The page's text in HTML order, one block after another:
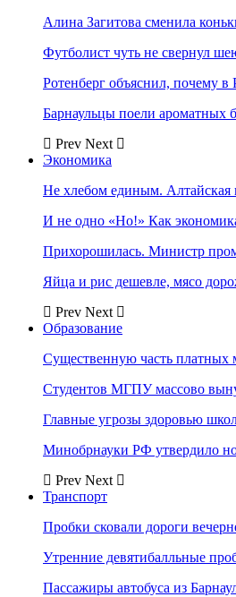
Алина Загитова сменила
Футболист чуть не свернул
Ротенберг объяснил, почему
Барнаульцы поели ароматных
Prev Next
Экономика
Не хлебом единым.
И не одно «Но!» Как
Прихорошилась. Министр
Яйца и рис дешевле, мясо
Prev Next
Образование
Существенную часть платных
Студентов МГПУ массово
Главные угрозы здоровью
Минобрнауки РФ утвердило
Prev Next
Транспорт
Пробки сковали дороги
Утренние девятибалльные
Пассажиры автобуса из